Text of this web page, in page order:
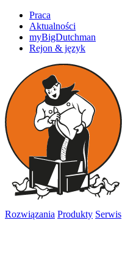
Praca
Aktualności
myBigDutchman
Rejon & język
Rozwiązania Produkty Serwis